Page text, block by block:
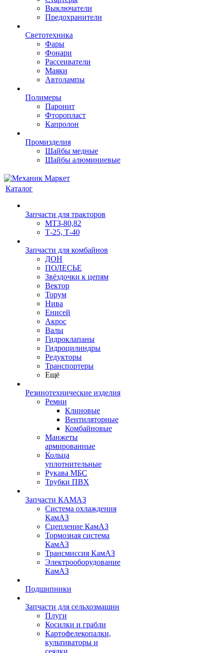
Выключатели
Предохранители
Светотехника
Фары
Фонари
Рассеиватели
Маяки
Автолампы
Полимеры
Паронит
Фторопласт
Капролон
Промизделия
Шайбы медные
Шайбы алюминиевые
Каталог
Запчасти для тракторов
МТЗ-80,82
Т-25, Т-40
Запчасти для комбайнов
ДОН
ПОЛЕСЬЕ
Звёздочки к цепям
Вектор
Торум
Нива
Енисей
Акрос
Валы
Гидроклапаны
Гидроцилиндры
Редукторы
Транспортеры
Ещё
Резинотехнические изделия
Ремни
Клиновые
Вентиляторные
Комбайновые
Манжеты
армированные
Кольца
уплотнительные
Рукава МБС
Трубки ПВХ
Запчасти КАМАЗ
Система охлаждения
КамАЗ
Сцепление КамАЗ
Тормозная система
КамАЗ
Трансмиссия КамАЗ
Электрооборудование
КамАЗ
Подшипники
Запчасти для сельхозмашин
Плуги
Косилки и грабли
Картофелекопалки,
культиваторы и
сеялки